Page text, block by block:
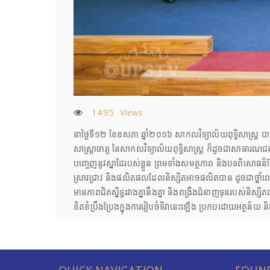
1495 Views
នាថ្ងៃទី១២ ខែឧសភា ឆ្នាំ២០១៦ សាកលវិទ្យាល័យពុទ្ធិសាស្ត្រ
សាស្ត្រាចារ្យ នៃសាកលវិទ្យាល័យពុទ្ធិសាស្ត្រ ក៏ដូចជាសាធារ
បញ្ចេញនូវស្នាដៃរបស់ខ្លួន ព្រមទាំងសមត្ថភាព និងបទពិសោធន៏
ស្រាវជ្រាវ និងផលិតផលដែលនិស្សិតអាចផលិតបាន ដូចជាថ្នាំព
មានភាពជិតស្និទ្ធរវាងគ្នានឹងគ្នា និងពង្រឹងជំនាញទុនរបស់និ
ខិតខំប្រឹងប្រែងក្នុងការរៀបចំទិវានេះឡើង ប្រកបដោយអត្ថន័